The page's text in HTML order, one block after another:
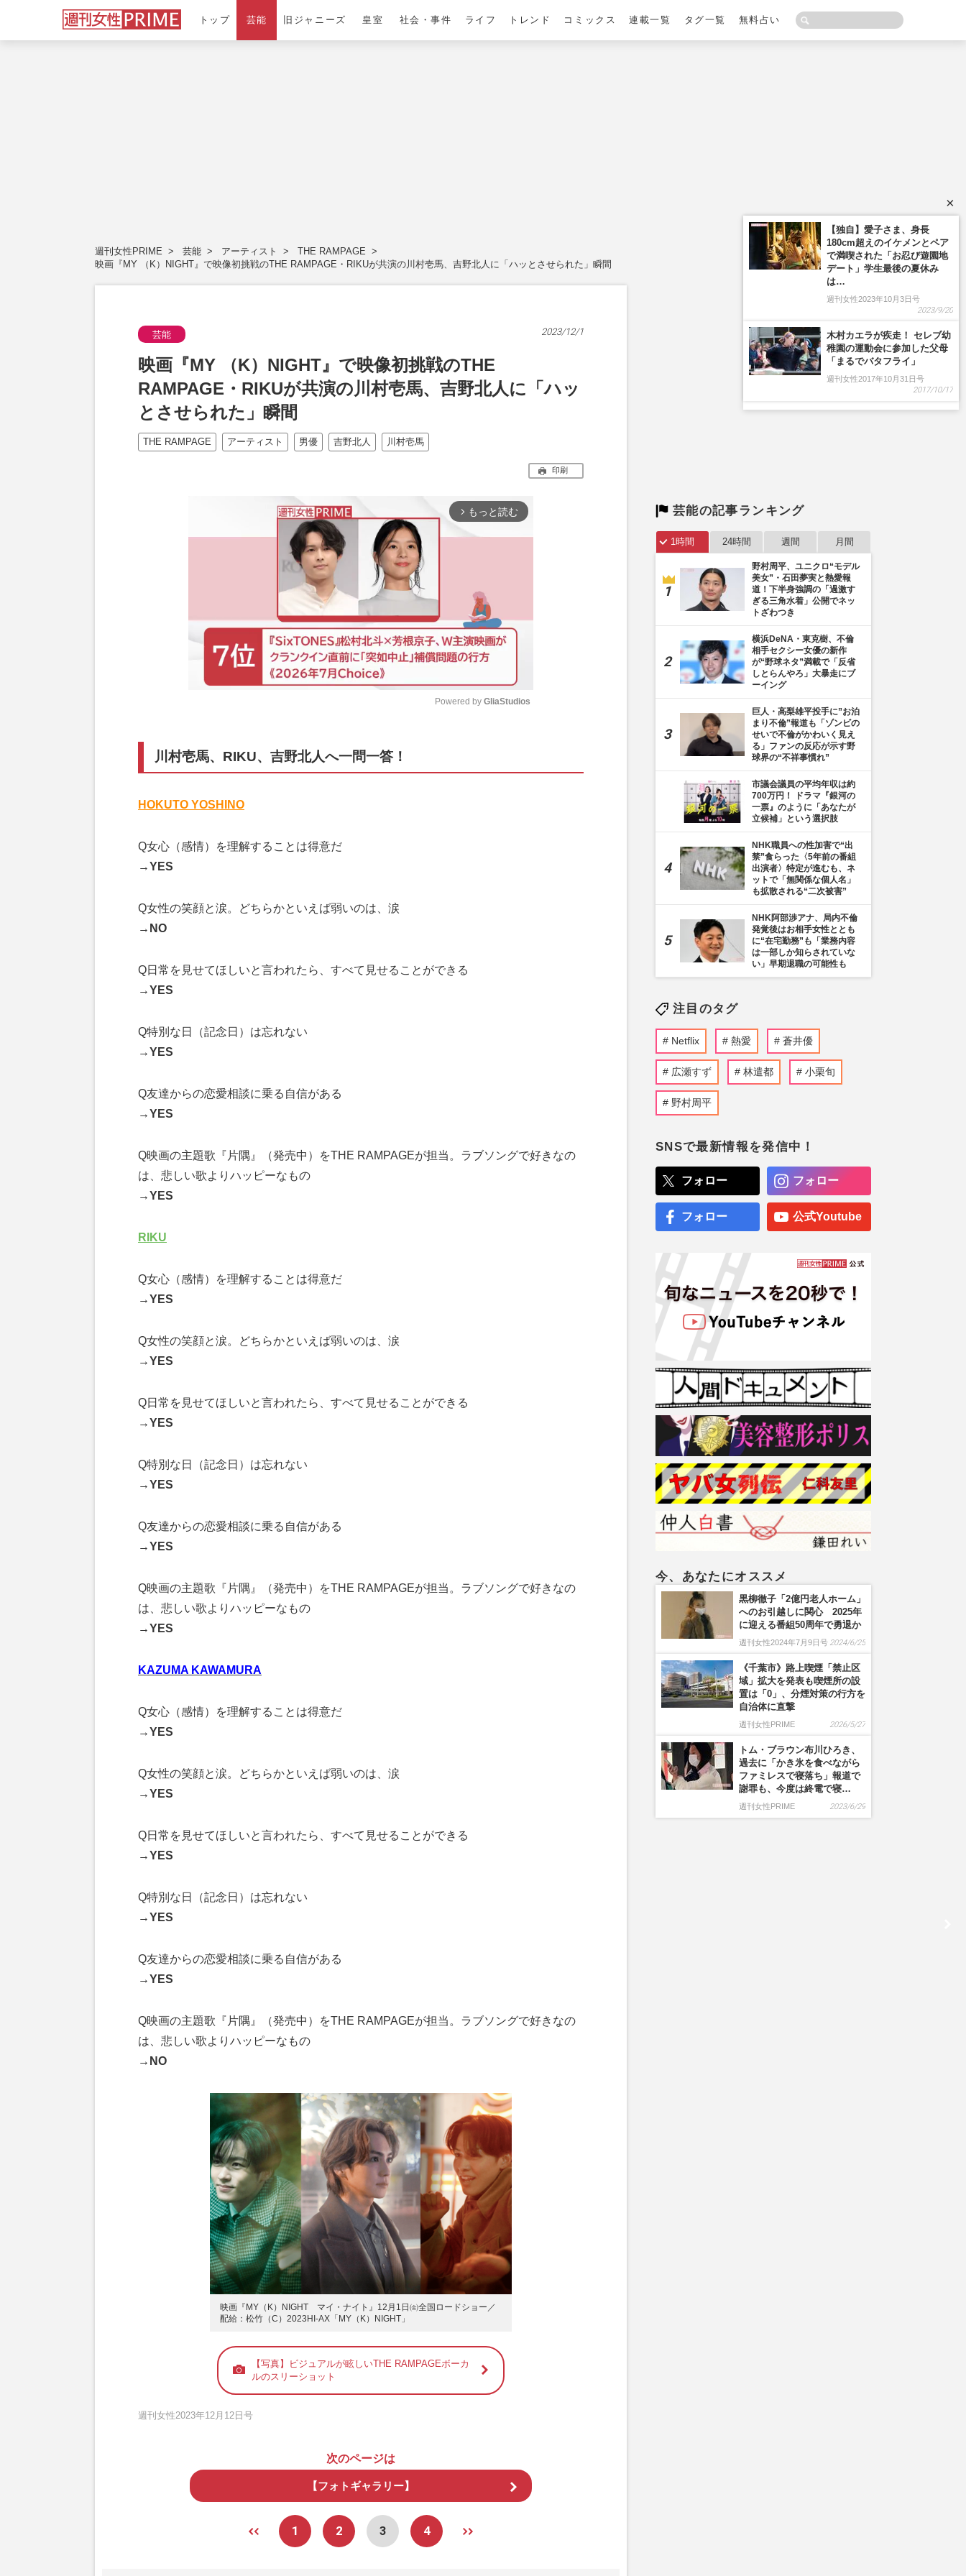
トップ 芸能 旧ジャニーズ 皇室 社会・事件 ライフ トレンド コミックス 連載一覧 タグ一覧 無料占い
週刊女性PRIME 芸能 アーティスト
THE RAMPAGE
映画『MY （K）NIGHT』で映像初挑戦のTHE RAMPAGE・RIKUが共演の川村壱馬、吉野北人に「ハッとさせられた」瞬間
芸能 2023/12/1
映画『MY （K）NIGHT』で映像初挑戦のTHE
RAMPAGE・RIKUが共演の川村壱馬、吉野北人に「ハッ
とさせられた」瞬間
THE RAMPAGE アーティスト 男優 吉野北人 川村壱馬
印刷
arrow_forward_ios もっと読む
Powered by GliaStudios
川村壱馬、RIKU、吉野北人へ一問一答！
HOKUTO YOSHINO
Q女心（感情）を理解することは得意だ
→YES
Q女性の笑顔と涙。どちらかといえば弱いのは、涙
→NO
Q日常を見せてほしいと言われたら、すべて見せることができる
→YES
Q特別な日（記念日）は忘れない
→YES
Q友達からの恋愛相談に乗る自信がある
→YES
Q映画の主題歌『片隅』（発売中）をTHE RAMPAGEが担当。ラブソングで好きなの
は、悲しい歌よりハッピーなもの
→YES
RIKU
Q女心（感情）を理解することは得意だ
→YES
Q女性の笑顔と涙。どちらかといえば弱いのは、涙
→YES
Q日常を見せてほしいと言われたら、すべて見せることができる
→YES
Q特別な日（記念日）は忘れない
→YES
Q友達からの恋愛相談に乗る自信がある
→YES
Q映画の主題歌『片隅』（発売中）をTHE RAMPAGEが担当。ラブソングで好きなの
は、悲しい歌よりハッピーなもの
→YES
KAZUMA KAWAMURA
Q女心（感情）を理解することは得意だ
→YES
Q女性の笑顔と涙。どちらかといえば弱いのは、涙
→YES
Q日常を見せてほしいと言われたら、すべて見せることができる
→YES
Q特別な日（記念日）は忘れない
→YES
Q友達からの恋愛相談に乗る自信がある
→YES
Q映画の主題歌『片隅』（発売中）をTHE RAMPAGEが担当。ラブソングで好きなの
は、悲しい歌よりハッピーなもの
→NO
映画『MY（K）NIGHT マイ・ナイト』12月1日㈮全国ロードショー／
配給：松竹（C）2023HI-AX「MY（K）NIGHT」
【写真】ビジュアルが眩しいTHE RAMPAGEボーカ
ルのスリーショット
週刊女性2023年12月12日号
次のページは
【フォトギャラリー】
1 2 3 4
芸能の記事ランキング
1時間 24時間 週間 月間
野村周平、ユニクロ“モデル
美女”・石田夢実と熱愛報
道！下半身強調の「過激す
ぎる三角水着」公開でネッ
トざわつき
横浜DeNA・東克樹、不倫
相手セクシー女優の新作
が“野球ネタ”満載で「反省
しとらんやろ」大暴走にブ
ーイング
巨人・高梨雄平投手に”お泊
まり不倫”報道も「ゾンビの
せいで不倫がかわいく見え
る」ファンの反応が示す野
球界の“不祥事慣れ”
市議会議員の平均年収は約
700万円！ ドラマ『銀河の
一票』のように「あなたが
立候補」という選択肢
NHK職員への性加害で“出
禁”食らった〈5年前の番組
出演者〉特定が進むも、ネ
ットで「無関係な個人名」
も拡散される“二次被害”
NHK阿部渉アナ、局内不倫
発覚後はお相手女性ととも
に“在宅勤務”も「業務内容
は一部しか知らされていな
い」早期退職の可能性も
注目のタグ
Netflix 熱愛 蒼井優
広瀬すず 林遣都 小栗旬
野村周平
SNSで最新情報を発信中！
フォロー フォロー
フォロー 公式Youtube
今、あなたにオススメ
黒柳徹子「2億円老人ホーム」
へのお引越しに関心 2025年
に迎える番組50周年で勇退か
週刊女性2024年7月9日号 2024/6/25
《千葉市》路上喫煙「禁止区
域」拡大を発表も喫煙所の設
置は「0」、分煙対策の行方を
自治体に直撃
週刊女性PRIME 2026/5/27
トム・ブラウン布川ひろき、
過去に「かき氷を食べながら
ファミレスで寝落ち」報道で
謝罪も、今度は終電で寝…
週刊女性PRIME 2023/6/29
×
【独自】愛子さま、身長
180cm超えのイケメンとペア
で満喫された「お忍び遊園地
デート」学生最後の夏休み
は…
週刊女性2023年10月3日号
2023/9/20
木村カエラが疾走！ セレブ幼
稚園の運動会に参加した父母
「まるでバタフライ」
週刊女性2017年10月31日号
2017/10/17